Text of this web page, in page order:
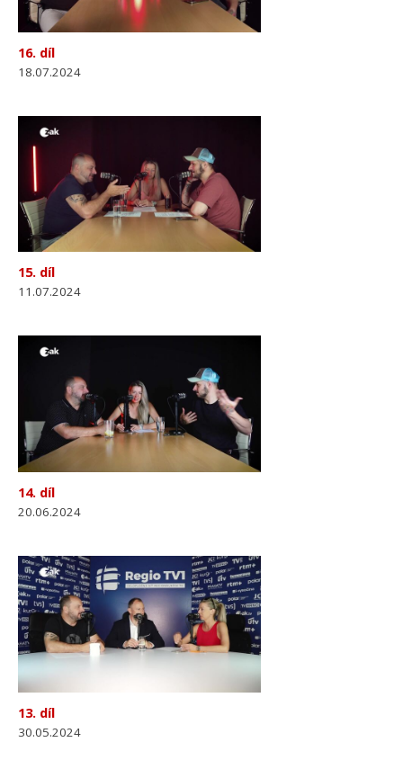
16. díl
18.07.2024
15. díl
11.07.2024
14. díl
20.06.2024
13. díl
30.05.2024